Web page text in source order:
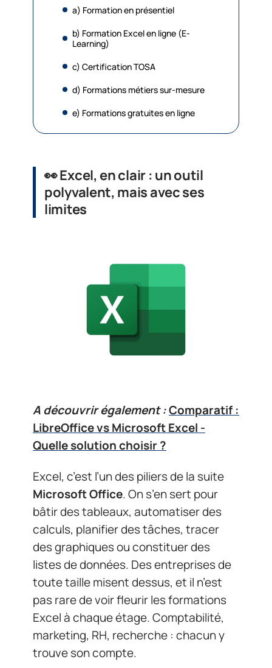
a) Formation en présentiel
b) Formation Excel en ligne (E-
Learning)
c) Certification TOSA
d) Formations métiers sur-mesure
e) Formations gratuites en ligne
👀Excel, en clair : un outil
polyvalent, mais avec ses
limites
A découvrir également :Comparatif :
LibreOffice vs Microsoft Excel -
Quelle solution choisir ?
Excel, c’est l’un des piliers de la suite
Microsoft Office. On s’en sert pour
bâtir des tableaux, automatiser des
calculs, planifier des tâches, tracer
des graphiques ou constituer des
listes de données. Des entreprises de
toute taille misent dessus, et il n’est
pas rare de voir fleurir les formations
Excel à chaque étage. Comptabilité,
marketing, RH, recherche : chacun y
trouve son compte.